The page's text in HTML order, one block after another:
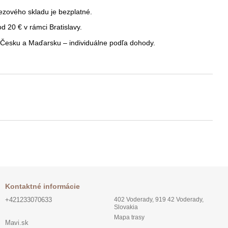
skladu je bezplatné.
20 € v rámci Bratislavy.
a Maďarsku – individuálne podľa dohody.
Kontaktné informácie
+421233070633
Mavi.sk
402 Voderady, 919 42 Voderady,
Slovakia
Mapa trasy